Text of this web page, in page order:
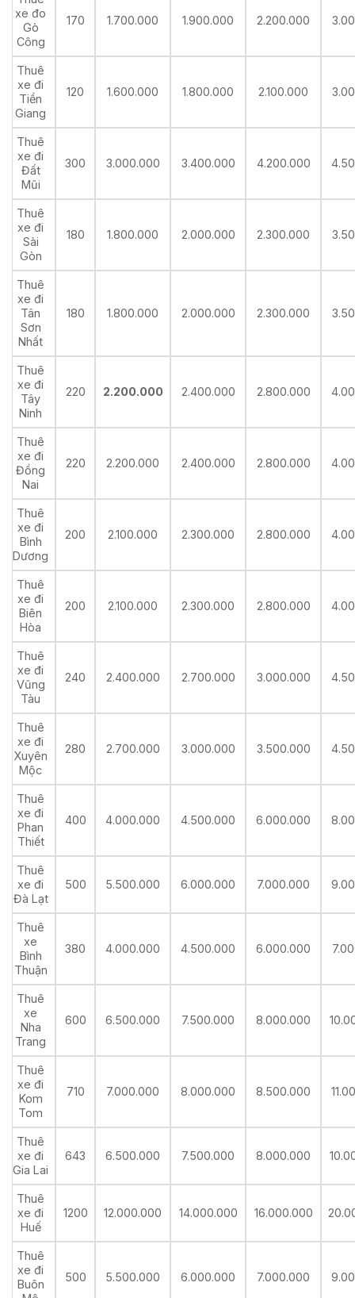
xe đo
Gò
Công
170 1.700.000 1.900.000 2.200.000
Thuê
xe đi
Tiền
Giang
120 1.600.000 1.800.000 2.100.000
Thuê
xe đi
Đất
Mũi
300 3.000.000 3.400.000 4.200.000
Thuê
xe đi
Sài
Gòn
180 1.800.000 2.000.000 2.300.000
Thuê
xe đi
Tân
Sơn
Nhất
180 1.800.000 2.000.000 2.300.000
Thuê
xe đi
Tây
Ninh
220 2.200.000 2.400.000 2.800.000
Thuê
xe đi
Đồng
Nai
220 2.200.000 2.400.000 2.800.000
Thuê
xe đi
Bình
Dương
200 2.100.000 2.300.000 2.800.000
Thuê
xe đi
Biên
Hòa
200 2.100.000 2.300.000 2.800.000
Thuê
xe đi
Vũng
Tàu
240 2.400.000 2.700.000 3.000.000
Thuê
xe đi
Xuyên
Mộc
280 2.700.000 3.000.000 3.500.000
Thuê
xe đi
Phan
Thiết
400 4.000.000 4.500.000 6.000.000
Thuê
xe đi
Đà Lạt
500 5.500.000 6.000.000 7.000.000
Thuê
xe
Bình
Thuận
380 4.000.000 4.500.000 6.000.000
Thuê
xe
Nha
Trang
600 6.500.000 7.500.000 8.000.000
Thuê
xe đi
Kom
Tom
710 7.000.000 8.000.000 8.500.000
Thuê
xe đi
Gia Lai
643 6.500.000 7.500.000 8.000.000
Thuê
xe đi
Huế
1200 12.000.000 14.000.000 16.000.000
Thuê
xe đi
Buôn
500 5.500.000 6.000.000 7.000.000